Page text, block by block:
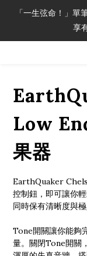
「一生弦命！」
享
「一生弦命！」
享
加入會員即領
「一生弦命！」單
享
Low
果器
EarthQuaker
控制鈕，即可讓你
同時保有清晰度與極
Tone開關讓你能夠
量。關閉Tone開關